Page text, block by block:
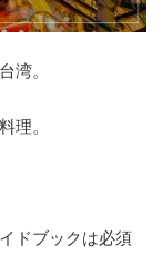
湾。
理。
ドブックは必須